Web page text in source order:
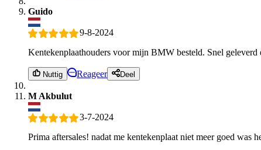
Guido
9-8-2024
Kentekenplaathouders voor mijn BMW besteld. Snel
Nuttig Reageer Deel
M Akbulut
3-7-2024
Prima aftersales! nadat me kentekenplaat niet meer goed was